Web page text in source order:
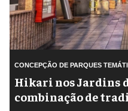
CONCEPÇÃO DE PARQUES
​Hikari nos Jardins
combinação de